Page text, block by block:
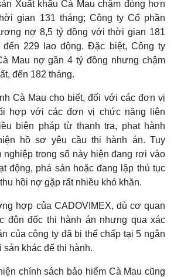
Multimedia
Video
E-Magazine
Xuất khẩu Cà Mau chậm đóng hơn
gian 131 tháng; Công ty Cổ phần
nợ 8,5 tỷ đồng với thời gian 181
229 lao động. Đặc biệt, Công ty
Mau nợ gần 4 tỷ đồng nhưng chậm
đến 182 tháng.
Cà Mau cho biết, đối với các đơn vị
hợp với các đơn vị chức năng liên
biện pháp từ thanh tra, phạt hành
hồ sơ yêu cầu thi hành án. Tuy
nghiệp trong số này hiện đang rơi vào
động, phá sản hoặc đang lập thủ tục
hồi nợ gặp rất nhiều khó khăn.
hợp của CADOVIMEX, dù cơ quan
đôn đốc thi hành án nhưng qua xác
của công ty đã bị thế chấp tại 5 ngân
sản khác để thi hành.
chính sách bảo hiểm Cà Mau cũng